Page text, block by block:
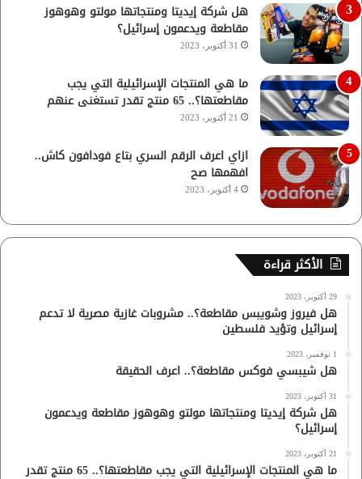
هل شركة إيديتا ومنتجاتها مولتو وهوهوز
مقاطعة ويدعمون إسرائيل؟
31 أكتوبر، 2023
ما هي المنتجات الإسرائيلية التي يجب
مقاطعتها؟.. 65 منتج تقدر تستغنى عنهم
21 أكتوبر، 2023
ازاي اعرف الرقم السري بتاع فودافون كاش..
افهمها صح
4 أكتوبر، 2023
الأكثر قراءة
29 أكتوبر، 2023
هل فيروز وشويبس مقاطعة؟.. مشروبات غازية مصرية لا تدعم
إسرائيل وتؤيد فلسطين
1 نوفمبر، 2023
هل شيبسي فوكس مقاطعة؟.. اعرف الحقيقة
31 أكتوبر، 2023
هل شركة إيديتا ومنتجاتها مولتو وهوهوز مقاطعة ويدعمون
إسرائيل؟
21 أكتوبر، 2023
ما هي المنتجات الإسرائيلية التي يجب مقاطعتها؟.. 65 منتج تقدر